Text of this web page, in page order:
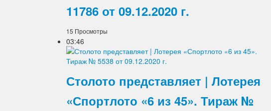
11786 от 09.12.2020 г.
15 Просмотры
03:46
Столото представляет | Лотерея
«Спортлото «6 из 45». Тираж №